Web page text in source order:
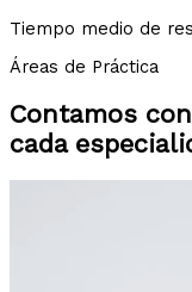
Tiempo medio de
Áreas de Práctica
Contamos
cada